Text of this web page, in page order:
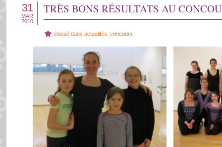
TRÈS BONS RÉSULTATS AU
31
MAR
2010
classé dans actualités concours